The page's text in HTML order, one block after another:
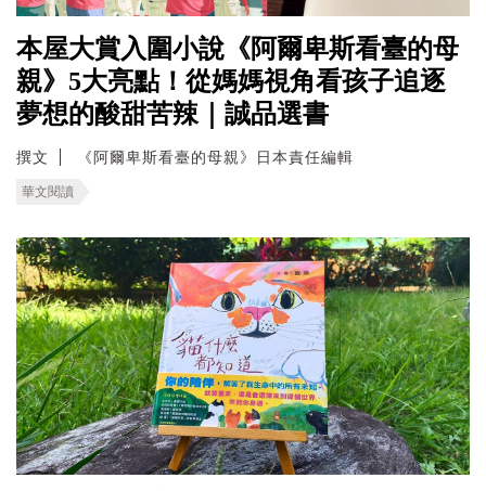
本屋大賞入圍小說《阿爾卑斯看臺的母
親》5大亮點！從媽媽視角看孩子追逐
夢想的酸甜苦辣｜誠品選書
撰文 《阿爾卑斯看臺的母親》日本責任編輯
華文閱讀